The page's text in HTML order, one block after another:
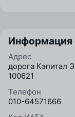
Информация
Адрес
дорога Кэпитал
100621
Телефон
010-64571666